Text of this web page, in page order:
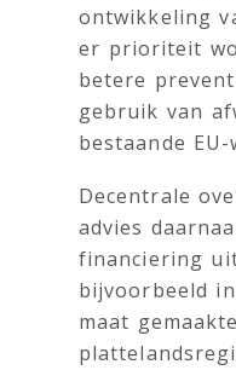
ontwikkeling
er prioriteit
betere
gebruik van
bestaande
Decentrale
advies
financiering
bijvoorbeeld
maat